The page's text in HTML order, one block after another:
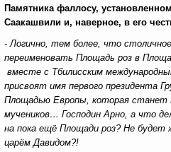
Памятника фаллосу,
Саакашвили и, наверное, в его
- Логично, тем более, что
переименовать Площадь роз в
вместе с Тбилисским
присвоят имя первого президента
Площадью Европы, которая
мучеников… Господин Арно, а что
на пока ещё Площади роз? Не будет
царём Давидом?!